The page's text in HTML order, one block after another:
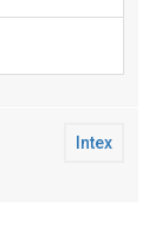
Intex